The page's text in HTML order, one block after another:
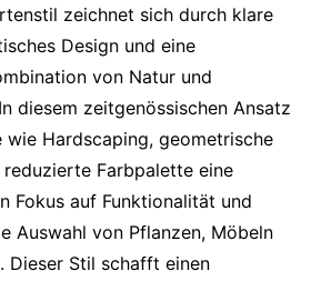
zeichnet sich durch klare
Design und eine
von Natur und
diesem zeitgenössischen Ansatz
wie Hardscaping, geometrische
reduzierte Farbpalette eine
Fokus auf Funktionalität und
Auswahl von Pflanzen, Möbeln
Dieser Stil schafft einen